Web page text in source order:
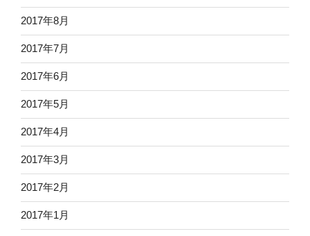
2017年8月
2017年7月
2017年6月
2017年5月
2017年4月
2017年3月
2017年2月
2017年1月